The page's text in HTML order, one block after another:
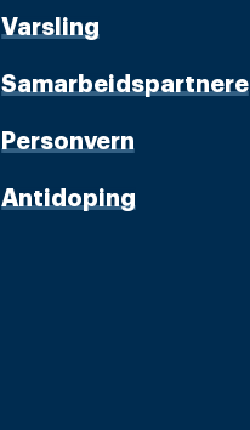
Varsling
Samarbeidspartnere
Personvern
Antidoping